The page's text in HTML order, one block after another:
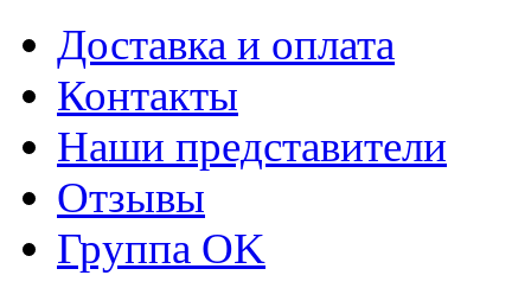
Доставка и оплата
Контакты
Наши представители
Отзывы
Группа OK